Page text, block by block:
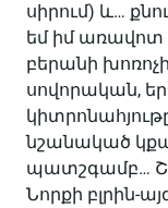
սիրում) և…
եմ իմ առավոտ
բերանի
սովորական,
նշանակած
պատշգամբ…
Նորքի բլրին-